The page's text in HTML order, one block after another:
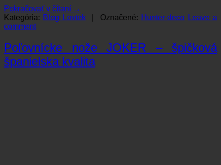
Pokračovať v čítaní →
Kategória: Blog Lovtek Označené: Hunter-deco Leave a
comment
Poľovnícke nože JOKER – špičková
španielska kvalita